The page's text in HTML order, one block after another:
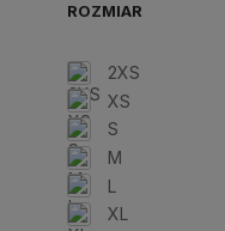
ROZMIAR
2XS
XS
S
M
L
XL